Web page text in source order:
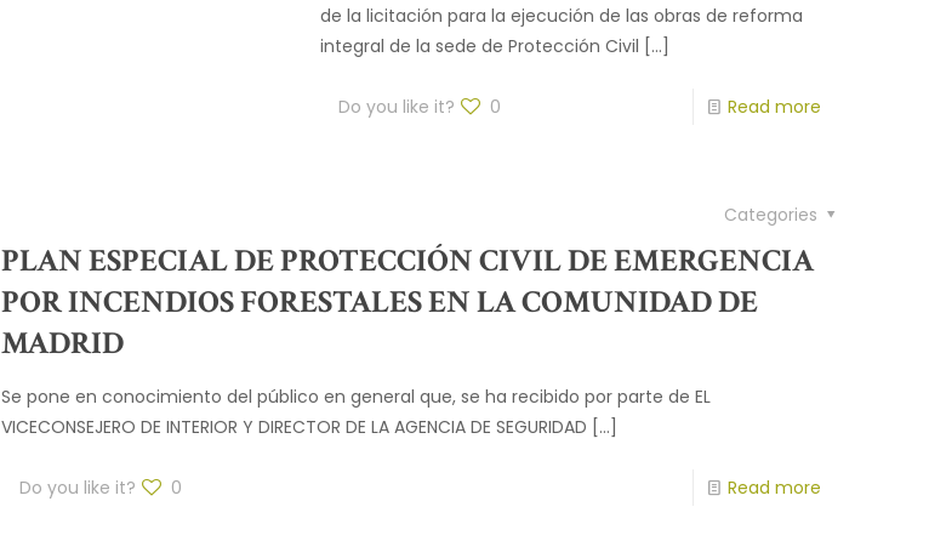
de la licitación para la ejecución de las obras de reforma
integral de la sede de Protección Civil […]
Do you like it? 0 Read more
Categories
PLAN ESPECIAL DE PROTECCIÓN CIVIL DE EMERGENCIA
POR INCENDIOS FORESTALES EN LA COMUNIDAD DE
MADRID
Se pone en conocimiento del público en general que, se ha recibido por parte de EL
VICECONSEJERO DE INTERIOR Y DIRECTOR DE LA AGENCIA DE SEGURIDAD […]
Do you like it? 0 Read more